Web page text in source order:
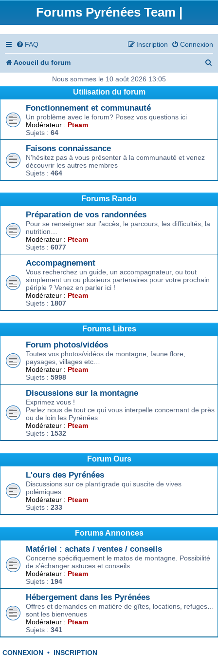
Forums Pyrénées Team |
FAQ Connexion
Inscription
Accueil du forum
e
Nous sommes le 10 août 2026 13:05
Utilisation du forum
Fonctionnement et communauté
Un problème avec le forum? Posez vos questions ici
Modérateur : Pteam
Sujets : 64
Faisons connaissance
N'hésitez pas à vous présenter à la communauté et venez
découvrir les autres membres
Sujets : 464
Forums Rando
Préparation de vos randonnées
Pour se renseigner sur l’accès, le parcours, les difficultés, la
nutrition…
Modérateur : Pteam
Sujets : 6077
Accompagnement
Vous recherchez un guide, un accompagnateur, ou tout
simplement un ou plusieurs partenaires pour votre prochain
périple ? Venez en parler ici !
Modérateur : Pteam
Sujets : 1807
Forums Libres
Forum photos/vidéos
Toutes vos photos/vidéos de montagne, faune flore,
paysages, villages etc…
Modérateur : Pteam
Sujets : 5998
Discussions sur la montagne
Exprimez vous !
Parlez nous de tout ce qui vous interpelle concernant de près
ou de loin les Pyrénées
Modérateur : Pteam
Sujets : 1532
Forum Ours
L'ours des Pyrénées
Discussions sur ce plantigrade qui suscite de vives
polémiques
Modérateur : Pteam
Sujets : 233
Forums Annonces
Matériel : achats / ventes / conseils
Concerne spécifiquement le matos de montagne. Possibilité
de s’échanger astuces et conseils
Modérateur : Pteam
Sujets : 194
Hébergement dans les Pyrénées
Offres et demandes en matière de gîtes, locations, refuges…
sont les bienvenues
Modérateur : Pteam
Sujets : 341
CONNEXION • INSCRIPTION